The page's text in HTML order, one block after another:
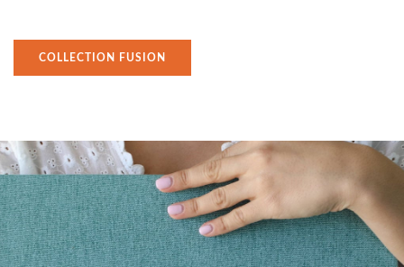
COLLECTION FUSION